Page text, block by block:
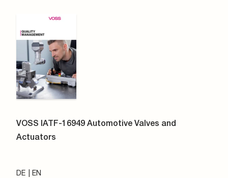
VOSS IATF-16949 Automotive Valves and
Actuators
DE EN